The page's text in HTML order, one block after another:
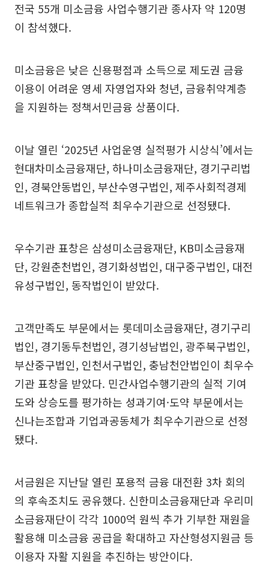
전국 55개 미소금융 사업수행기관 종사자 약 120명
이 참석했다.
미소금융은 낮은 신용평점과 소득으로 제도권 금융
이용이 어려운 영세 자영업자와 청년, 금융취약계층
을 지원하는 정책서민금융 상품이다.
이날 열린 ‘2025년 사업운영 실적평가 시상식’에서는
현대차미소금융재단, 하나미소금융재단, 경기구리법
인, 경북안동법인, 부산수영구법인, 제주사회적경제
네트워크가 종합실적 최우수기관으로 선정됐다.
우수기관 표창은 삼성미소금융재단, KB미소금융재
단, 강원춘천법인, 경기화성법인, 대구중구법인, 대전
유성구법인, 동작법인이 받았다.
고객만족도 부문에서는 롯데미소금융재단, 경기구리
법인, 경기동두천법인, 경기성남법인, 광주북구법인,
부산중구법인, 인천서구법인, 충남천안법인이 최우수
기관 표창을 받았다. 민간사업수행기관의 실적 기여
도와 상승도를 평가하는 성과기여·도약 부문에서는
신나는조합과 기업과공동체가 최우수기관으로 선정
됐다.
서금원은 지난달 열린 포용적 금융 대전환 3차 회의
의 후속조치도 공유했다. 신한미소금융재단과 우리미
소금융재단이 각각 1000억 원씩 추가 기부한 재원을
활용해 미소금융 공급을 확대하고 자산형성지원금 등
이용자 자활 지원을 추진하는 방안이다.